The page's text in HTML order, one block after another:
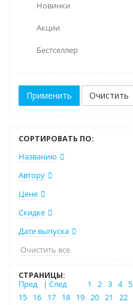
Новинки
Акции
Бестселлер
Очистить
СОРТИРОВАТЬ ПО:
Названию
Автору
Цене
Скидке
Дате выпуска
Очистить все
СТРАНИЦЫ:
Пред
| След 1 2 3 4 5
15
16 17 18 19 20 21 22